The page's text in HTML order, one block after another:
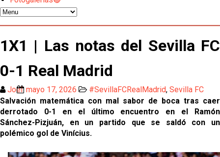
El Sevilla FC oficializa la cesión de Rafa Mir al Aris
de Salónica
Juanlu se marcha traspasado al Bournemouth
Emery quiere pescar en el Atleti , el Villareal ya
últimas novedades del mercado de La Liga
Vargas y Sow se incorporan al grupo en la sesión
del martes
Odysseas Vlachodimos: “El objetivo es mejorar la
1X1 | Las notas del Sevilla FC
0-1 Real Madrid
Joel mayo 17, 2026 #SevillaFCRealMadrid, Sevilla FC
Salvación matemática con mal sabor de boca tras caer
derrotado 0-1 en el último encuentro en el Ramón
Sánchez-Pizjuán, en un partido que se saldó con un
polémico gol de Vinícius.